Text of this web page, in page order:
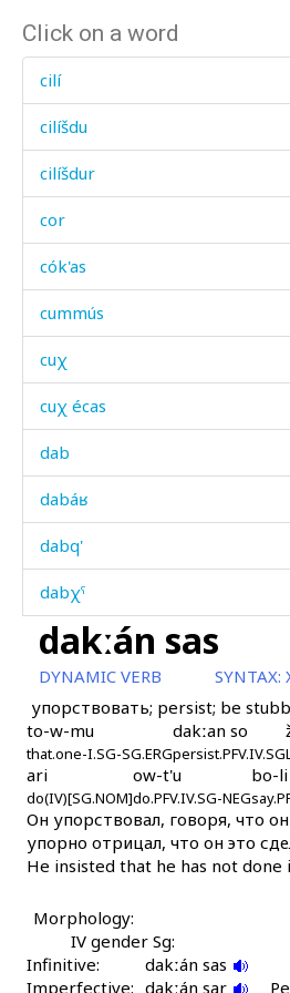
Click on a word
cilí
cilíšdu
cilíšdur
cor
cók'as
cummús
cuχ
cuχ écas
dab
dabáʁ
dabq'
dabχˤ
dac'onnin háˤnkːurtːu
dad
dadlán
dadlán kes
dagám
dagáwur as
daj
dakɬ'
dakːán sas
DYNAMIC VERB SYNTAX:
упорствовать; persist; be
to-w-mu
that.one-I.SG-SG.ERG
dakːan so
persist.PFV.IV.SG
ari
do(IV)[SG.NOM]
ow-t'u
do.PFV.IV.SG-NEG
bo-li
Он упорствовал, говоря, что
упорно отрицал, что он это
He insisted that he has not done
Morphology:
IV gender Sg:
Infinitive:
dakːán sas
Imperfective: dakːán sar